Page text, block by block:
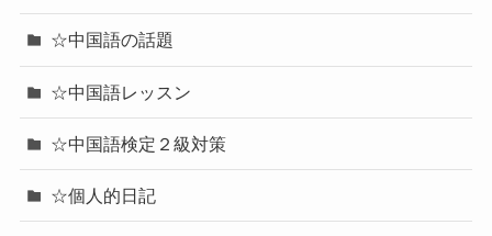
☆中国語の話題
☆中国語レッスン
☆中国語検定２級対策
☆個人的日記